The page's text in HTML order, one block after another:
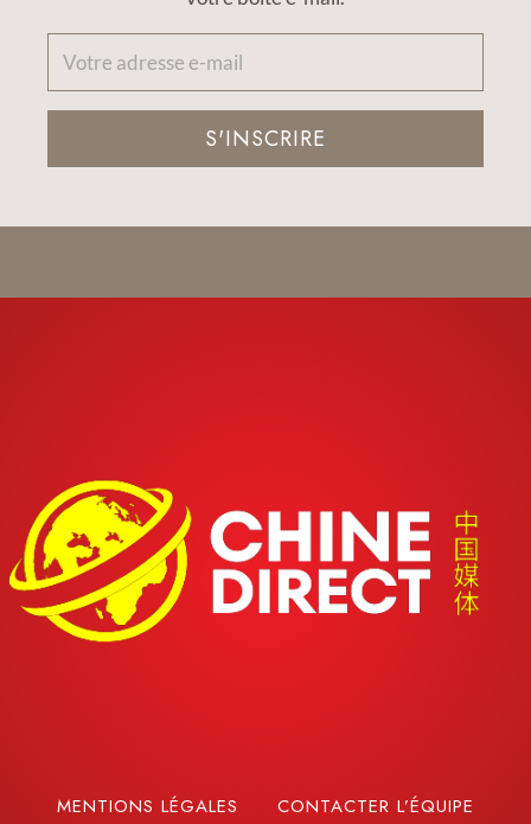
S'INSCRIRE
MENTIONS LÉGALES CONTACTER L’ÉQUIPE